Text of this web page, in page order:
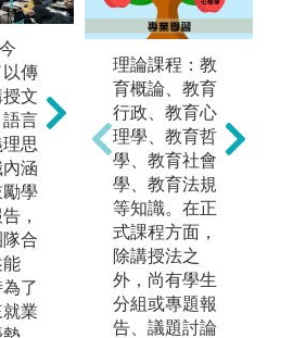
傳
文
言
思
涵
學
，
隊合
了
業
從10年前，我
們即有「畢業
製作」課程，
內容是在文學
與文化的專業
知識上，結合
數位應用技
術，呈顯學生
的學習成果。
這樣的「做中
學」，可以讓
理論課程：教
育概論、教育
行政、教育心
理學、教育哲
學、教育社會
學、教育法規
等知識。在正
式課程方面，
除講授法之
外，尚有學生
分組或專題報
告、議題討論